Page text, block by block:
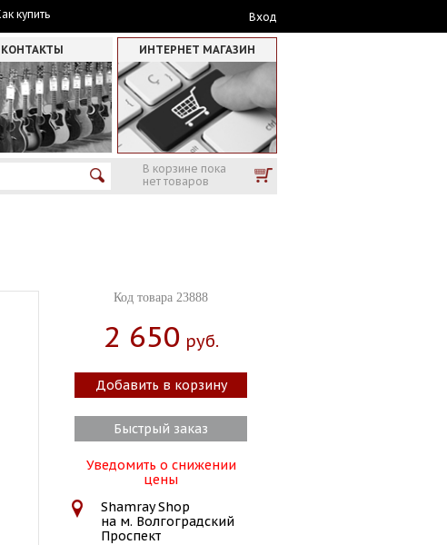
купить Вход
КОНТАКТЫ ИНТЕРНЕТ МАГАЗИН
В корзине пока
нет товаров
Код товара 23888
2 650 Руб.
Добавить в корзину
Быстрый заказ
Уведомить о снижении
цены
Shamray Shop
на м. Волгоградский
Проспект